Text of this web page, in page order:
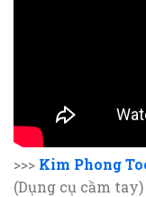
>>> Kim Phong
(Dụng cụ cầm tay)